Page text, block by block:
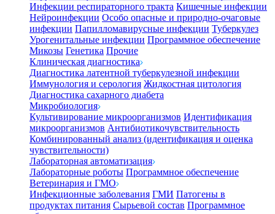
Инфекции респираторного тракта Кишечные инфекции
Нейроинфекции Особо опасные и природно-очаговые
инфекции Папилломавирусные инфекции Туберкулез
Урогенитальные инфекции Программное обеспечение
Микозы Генетика Прочие
Клиническая диагностика
Диагностика латентной туберкулезной инфекции
Иммунология и серология Жидкостная цитология
Диагностика сахарного диабета
Микробиология
Культивирование микроорганизмов Идентификация
микроорганизмов Антибиотикочувствительность
Комбинированный анализ (идентификация и оценка
чувствительности)
Лабораторная автоматизация
Лабораторные роботы Программное обеспечение
Ветеринария и ГМО
Инфекционные заболевания ГМИ Патогены в
продуктах питания Сырьевой состав Программное